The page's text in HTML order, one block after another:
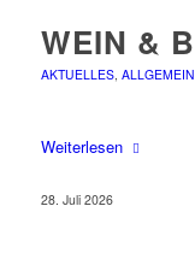
WEIN &
AKTUELLES,
Weiterlesen
28. Juli 2026